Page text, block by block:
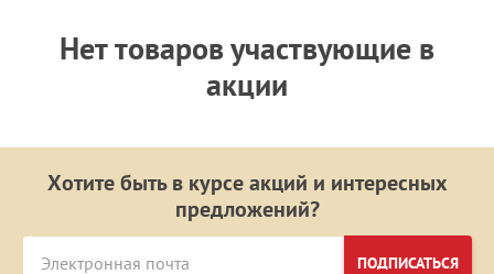
Нет товаров участвующие в
акции
Хотите быть в курсе акций и интересных
предложений?
ПОДПИСАТЬСЯ